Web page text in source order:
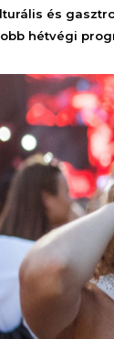
és
hétvégi